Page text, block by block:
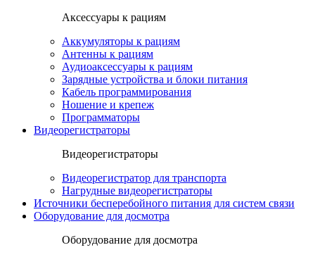
Аксессуары к рациям
Аккумуляторы к рациям
Антенны к рациям
Аудиоаксессуары к рациям
Зарядные устройства и блоки питания
Кабель программирования
Ношение и крепеж
Программаторы
Видеорегистраторы
Видеорегистраторы
Видеорегистратор для транспорта
Нагрудные видеорегистраторы
Источники бесперебойного питания для систем связи
Оборудование для досмотра
Оборудование для досмотра